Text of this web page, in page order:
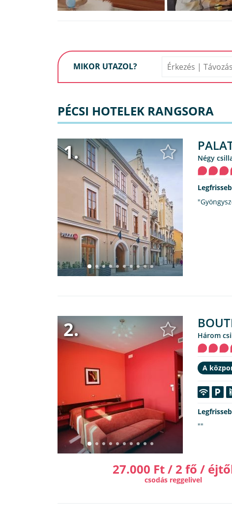
MIKOR UTAZOL?
PÉCSI HOTELEK RANGSORA
1. Négy
2. Három
A
""
27.000 Ft / 2 fő /
csodás reggelivel